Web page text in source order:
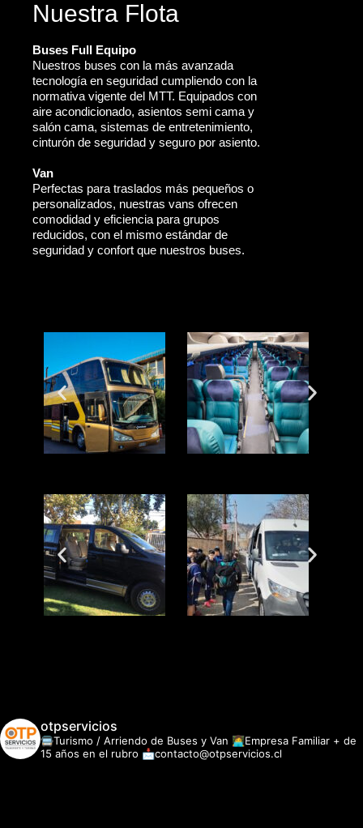
Nuestra Flota
Buses Full Equipo
Nuestros buses con la más avanzada
tecnología en seguridad cumpliendo con la
normativa vigente del MTT. Equipados con
aire acondicionado, asientos semi cama y
salón cama, sistemas de entretenimiento,
cinturón de seguridad y seguro por asiento.
Van
Perfectas para traslados más pequeños o
personalizados, nuestras vans ofrecen
comodidad y eficiencia para grupos
reducidos, con el mismo estándar de
seguridad y confort que nuestros buses.
otpservicios
🚍Turismo / Arriendo de Buses y Van 👩‍💻Empresa Familiar + de
15 años en el rubro 📩contacto@otpservicios.cl